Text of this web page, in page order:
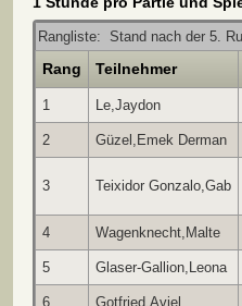
Rangliste: Stand nach der 5.
Rang Teilnehmer
1 Le,Jaydon
2 Güzel,Emek Derman
3 Teixidor Gonzalo,Gab
4 Wagenknecht,Malte
5 Glaser-Gallion,Leona
6 Gotfried,Aviel